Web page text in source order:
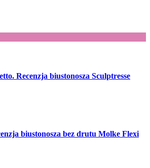
Recenzja biustonosza Sculptresse
biustonosza bez drutu Molke Flexi